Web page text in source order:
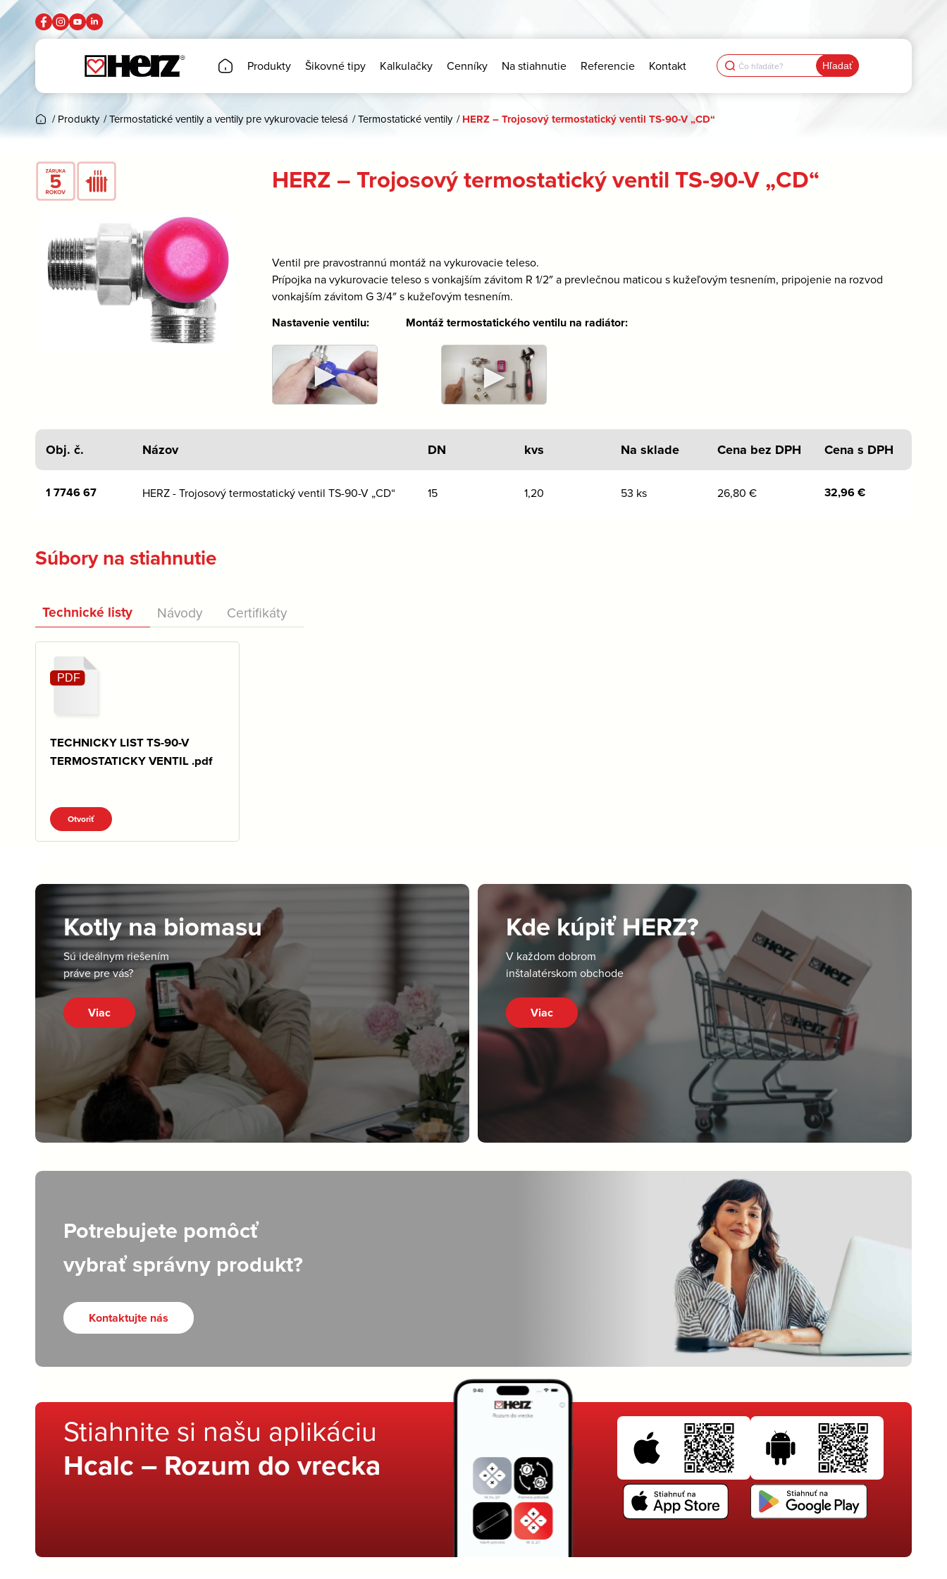
Produkty Šikovné tipy Kalkulačky Cenníky Na stiahnutie Referencie Kontakt Search
for:
/ Produkty /Termostatické ventily a ventily pre vykurovacie telesá /Termostatické ventily / HERZ – Trojosový termostatický ventil TS-90-V „CD“
HERZ – Trojosový termostatický ventil TS-90-V „CD“
Ventil pre pravostrannú montáž na vykurovacie teleso.
Prípojka na vykurovacie teleso s vonkajším závitom R 1/2″ a prevlečnou maticou s kužeľovým tesnením, pripojenie na rozvod
vonkajším závitom G 3/4″ s kužeľovým tesnením.
Nastavenie ventilu: Montáž termostatického ventilu na radiátor:
► ►
Obj. č. Názov DN kvs Na sklade Cena bez DPH Cena s DPH
1 7746 67 HERZ - Trojosový termostatický ventil TS-90-V „CD“ 15 1,20 53 ks 26,80 € 32,96€
Súbory na stiahnutie
Technické listy Návody Certifikáty
TECHNICKY LIST TS-90-V
TERMOSTATICKY VENTIL .pdf
Otvoriť
Kotly na biomasu
Sú ideálnym riešením
práve pre vás?
Viac
Kde kúpiť HERZ?
V každom dobrom
inštalatérskom obchode
Viac
Potrebujete pomôcť
vybrať správny produkt?
Kontaktujte nás
Stiahnite si našu aplikáciu
Hcalc – Rozum do vrecka